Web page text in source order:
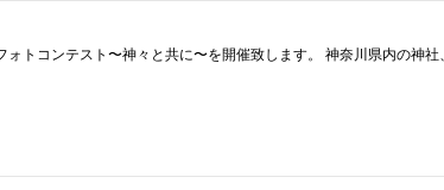
トコンテスト〜神々と共に〜を開催致します。 神奈川県内の神